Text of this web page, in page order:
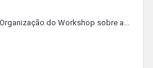
do Workshop sobre a...